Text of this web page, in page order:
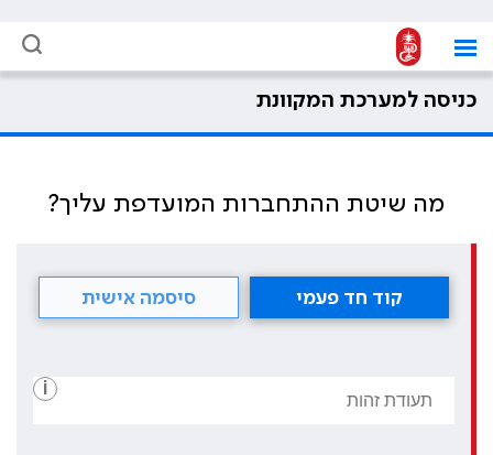
כניסה למערכת המקוונת
מה שיטת ההתחברות המועדפת עליך?
קוד חד פעמי סיסמה אישית
i